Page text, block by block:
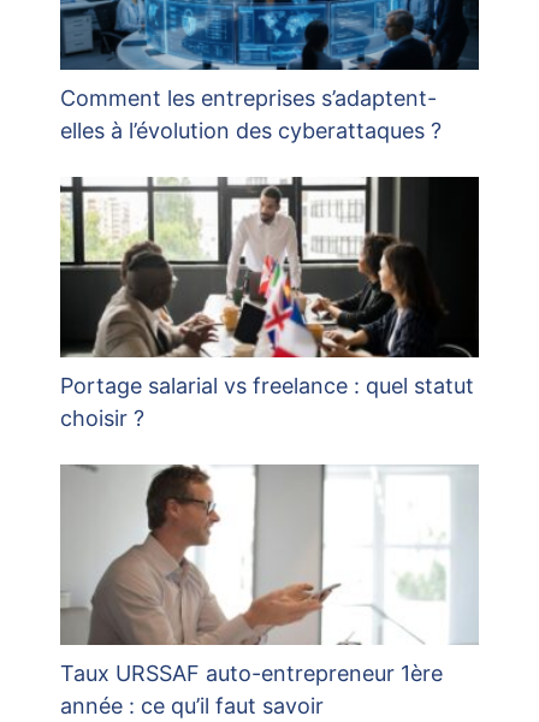
Comment les entreprises s’adaptent-
elles à l’évolution des cyberattaques ?
Portage salarial vs freelance : quel statut
choisir ?
Taux URSSAF auto-entrepreneur 1ère
année : ce qu’il faut savoir